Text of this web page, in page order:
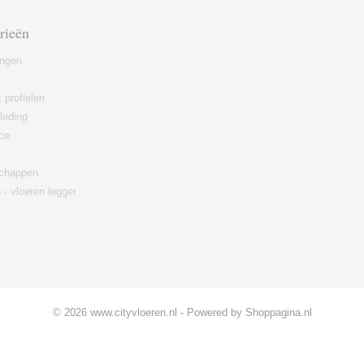
profielen
- vloeren legger
© 2026 www.cityvloeren.nl - Powered by Shoppagina.nl